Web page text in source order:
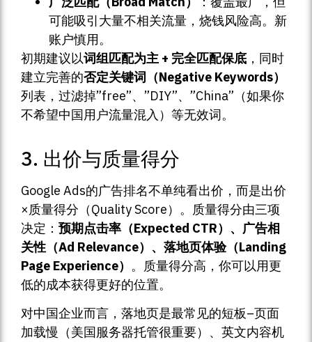
可能吸引大量不相关流量，烧钱风险高。新
账户慎用。
初期建议以词组匹配为主 + 完全匹配保底 ，同时
建立完善的否定关键词（Negative Keywords）
列表，过滤掉”free”、”DIY”、”China”（如果你
不希望中国用户流量混入）等无效词。
3. 出价与质量得分
Google Ads的广告排名不单纯看出价，而是出价
×质量得分（Quality Score）。质量得分由三项
决定： 预期点击率（Expected CTR）、广告相
关性（Ad Relevance）、落地页体验（Landing
Page Experience） 。质量得分高，你可以用更
低的成本获得更好的位置。
对中国企业而言，落地页是最常见的短板–页面
加载慢（美国服务器托管很重要）、英文内容机